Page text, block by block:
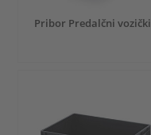
Pribor Predalčni vozički